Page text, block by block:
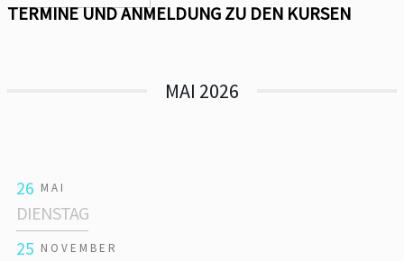
TERMINE UND ANMELDUNG ZU DEN KURSEN
MAI 2026
26 MAI
DIENSTAG
25 NOVEMBER